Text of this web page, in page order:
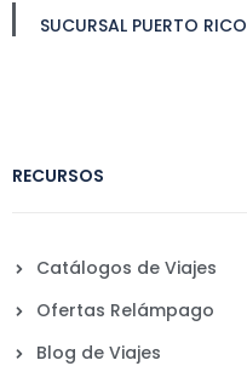
SUCURSAL PUERTO RICO
RECURSOS
Catálogos de Viajes
Ofertas Relámpago
Blog de Viajes